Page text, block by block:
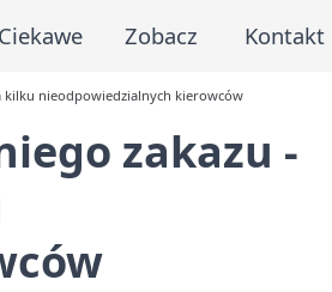
Ciekawe Zobacz Kontakt
kilku nieodpowiedzialnych kierowców
zakazu -